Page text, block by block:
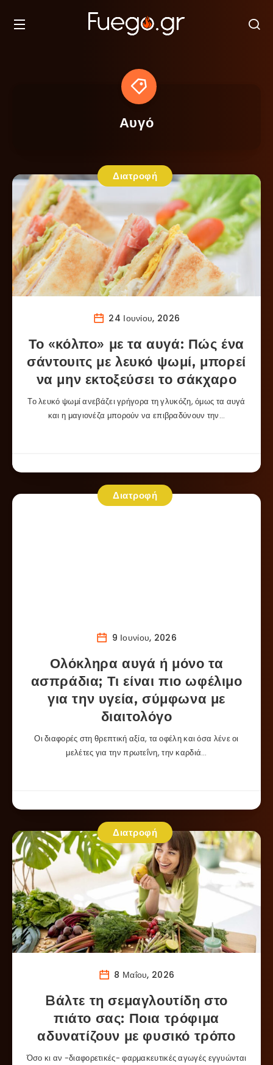
Αυγό
Διατροφή
24 Ιουνίου, 2026
Το «κόλπο» με τα αυγά: Πώς ένα
σάντουιτς με λευκό ψωμί, μπορεί
να μην εκτοξεύσει το σάκχαρο
Το λευκό ψωμί ανεβάζει γρήγορα τη γλυκόζη, όμως τα αυγά
και η μαγιονέζα μπορούν να επιβραδύνουν την…
Διατροφή
9 Ιουνίου, 2026
Ολόκληρα αυγά ή μόνο τα
ασπράδια; Τι είναι πιο ωφέλιμο
για την υγεία, σύμφωνα με
διαιτολόγο
Οι διαφορές στη θρεπτική αξία, τα οφέλη και όσα λένε οι
μελέτες για την πρωτεΐνη, την καρδιά…
Διατροφή
8 Μαΐου, 2026
Bάλτε τη σεμαγλουτίδη στο
πιάτο σας: Ποια τρόφιμα
αδυνατίζουν με φυσικό τρόπο
Όσο κι αν -διαφορετικές- φαρμακευτικές αγωγές εγγυώνται